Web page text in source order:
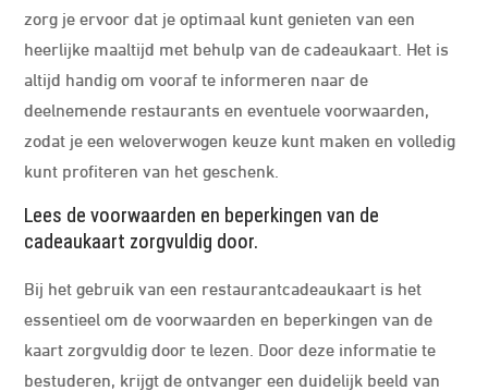
zorg je ervoor dat je optimaal kunt genieten van een
heerlijke maaltijd met behulp van de cadeaukaart. Het is
altijd handig om vooraf te informeren naar de
deelnemende restaurants en eventuele voorwaarden,
zodat je een weloverwogen keuze kunt maken en volledig
kunt profiteren van het geschenk.
Lees de voorwaarden en beperkingen van de
cadeaukaart zorgvuldig door.
Bij het gebruik van een restaurantcadeaukaart is het
essentieel om de voorwaarden en beperkingen van de
kaart zorgvuldig door te lezen. Door deze informatie te
bestuderen, krijgt de ontvanger een duidelijk beeld van